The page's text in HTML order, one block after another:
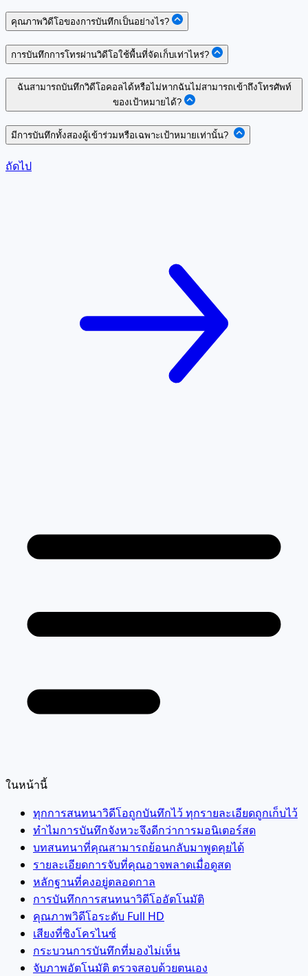
คุณภาพวิดีโอของการบันทึกเป็นอย่างไร?
การบันทึกการโทรผ่านวิดีโอใช้พื้นที่จัดเก็บเท่าไหร่?
ฉันสามารถบันทึกวิดีโอคอลได้หรือไม่หากฉันไม่สามารถเข้าถึงโทรศัพท์
ของเป้าหมายได้?
มีการบันทึกทั้งสองผู้เข้าร่วมหรือเฉพาะเป้าหมายเท่านั้น?
ถัดไป
ในหน้านี้
ทุกการสนทนาวิดีโอถูกบันทึกไว้ ทุกรายละเอียดถูกเก็บไว้
ทำไมการบันทึกจังหวะจึงดีกว่าการมอนิเตอร์สด
บทสนทนาที่คุณสามารถย้อนกลับมาพูดคุยได้
รายละเอียดการจับที่คุณอาจพลาดเมื่อดูสด
หลักฐานที่คงอยู่ตลอดกาล
การบันทึกการสนทนาวิดีโออัตโนมัติ
คุณภาพวิดีโอระดับ Full HD
เสียงที่ซิงโครไนซ์
กระบวนการบันทึกที่มองไม่เห็น
จับภาพอัตโนมัติ ตรวจสอบด้วยตนเอง